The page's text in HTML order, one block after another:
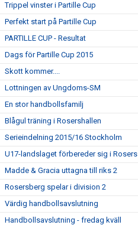
Trippel vinster i Partille Cup
Perfekt start på Partille Cup
PARTILLE CUP - Resultat
Dags för Partille Cup 2015
Skott kommer....
Lottningen av Ungdoms-SM
En stor handbollsfamilj
Blågul träning i Rosershallen
Serieindelning 2015/16 Stockholm
U17-landslaget förbereder sig i Rosers
Madde & Gracia uttagna till riks 2
Rosersberg spelar i division 2
Värdig handbollsavslutning
Handbollsavslutning - fredag kväll